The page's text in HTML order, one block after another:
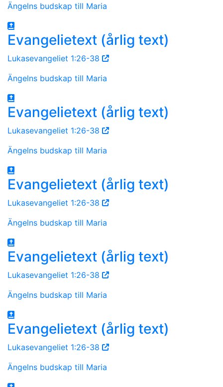
Ängelns budskap till Maria
Evangelietext (årlig text)
Lukasevangeliet 1:26-38
Ängelns budskap till Maria
Evangelietext (årlig text)
Lukasevangeliet 1:26-38
Ängelns budskap till Maria
Evangelietext (årlig text)
Lukasevangeliet 1:26-38
Ängelns budskap till Maria
Evangelietext (årlig text)
Lukasevangeliet 1:26-38
Ängelns budskap till Maria
Evangelietext (årlig text)
Lukasevangeliet 1:26-38
Ängelns budskap till Maria